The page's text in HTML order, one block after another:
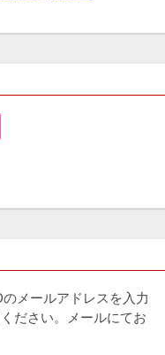
メールアドレスを入力
ださい。メールにてお